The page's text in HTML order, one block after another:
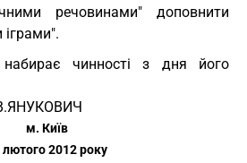
речовинами" доповнити
чинності з дня його
м. Київ
лютого 2012 року